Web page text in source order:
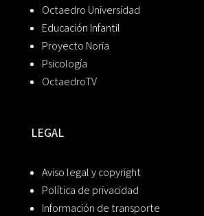
Octaedro Universidad
Educación Infantil
Proyecto Noria
Psicología
OctaedroTV
LEGAL
Aviso legal y copyright
Política de privacidad
Información de transporte